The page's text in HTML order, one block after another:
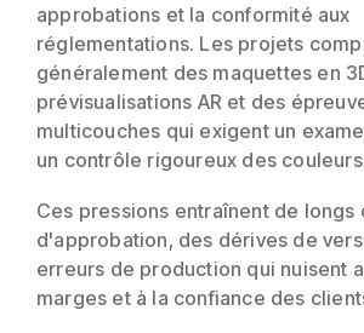
approbations et la conformité aux
réglementations. Les projets
généralement des maquettes en
prévisualisations AR et des
multicouches qui exigent un
un contrôle rigoureux des
Ces pressions entraînent de longs
d'approbation, des dérives de
erreurs de production qui nuisent
marges et à la confiance des